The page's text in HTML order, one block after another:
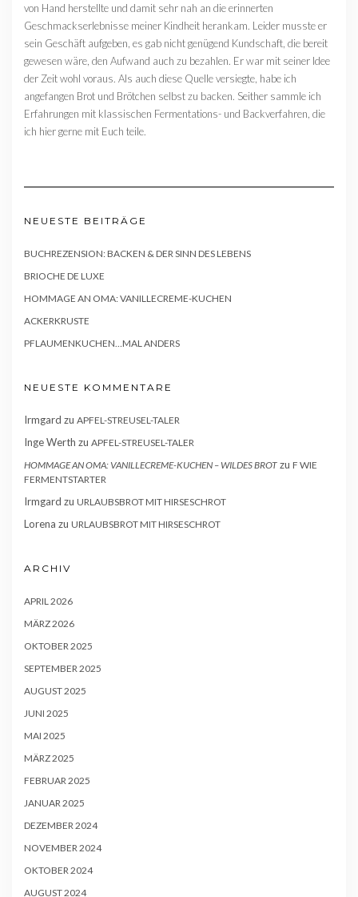
von Hand herstellte und damit sehr nah an die erinnerten
Geschmackserlebnisse meiner Kindheit herankam. Leider musste er
sein Geschäft aufgeben, es gab nicht genügend Kundschaft, die bereit
gewesen wäre, den Aufwand auch zu bezahlen. Er war mit seiner Idee
der Zeit wohl voraus. Als auch diese Quelle versiegte, habe ich
angefangen Brot und Brötchen selbst zu backen. Seither sammle ich
Erfahrungen mit klassischen Fermentations- und Backverfahren, die
ich hier gerne mit Euch teile.
NEUESTE BEITRÄGE
BUCHREZENSION: BACKEN & DER SINN DES LEBENS
BRIOCHE DE LUXE
HOMMAGE AN OMA: VANILLECREME-KUCHEN
ACKERKRUSTE
PFLAUMENKUCHEN…MAL ANDERS
NEUESTE KOMMENTARE
Irmgard zu APFEL-STREUSEL-TALER
Inge Werth zu APFEL-STREUSEL-TALER
HOMMAGE AN OMA: VANILLECREME-KUCHEN – WILDES BROT zu F WIE
FERMENTSTARTER
Irmgard zu URLAUBSBROT MIT HIRSESCHROT
Lorena zu URLAUBSBROT MIT HIRSESCHROT
ARCHIV
APRIL 2026
MÄRZ 2026
OKTOBER 2025
SEPTEMBER 2025
AUGUST 2025
JUNI 2025
MAI 2025
MÄRZ 2025
FEBRUAR 2025
JANUAR 2025
DEZEMBER 2024
NOVEMBER 2024
OKTOBER 2024
AUGUST 2024